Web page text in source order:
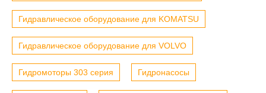
Гидравлическое оборудование для KOMATSU
Гидравлическое оборудование для VOLVO
Гидромоторы 303 серия Гидронасосы